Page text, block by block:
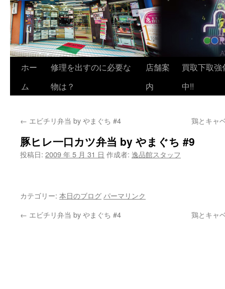
ホー
ム
修理を出すのに必要な
物は？
店舗案
内
買取下取強
中!!
← エビチリ弁当 by やまぐち #4 鶏とキャ
豚ヒレ一口カツ弁当 by やまぐち #9
投稿日: 2009 年 5 月 31 日 作成者: 逸品館スタッフ
カテゴリー: 本日のブログ パーマリンク
← エビチリ弁当 by やまぐち #4 鶏とキャ